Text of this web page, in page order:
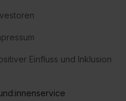
Einfluss und Inklusion